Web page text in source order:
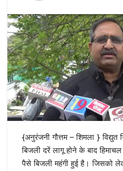
{अनुरंजनी गौत्तम – शिमला } विद्युत
बिजली दरें लागू होने के बाद
पैसे बिजली महंगी हुई है। जिसको